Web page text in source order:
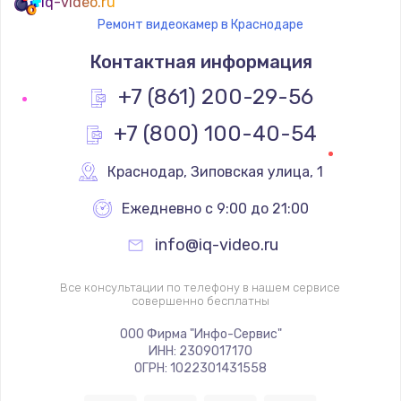
Ремонт видеокамер в Краснодаре
Контактная информация
+7 (861) 200-29-56
+7 (800) 100-40-54
Краснодар, Зиповская улица, 1
Ежедневно с 9:00 до 21:00
info@iq-video.ru
Все консультации по телефону в нашем сервисе
совершенно бесплатны
ООО Фирма "Инфо-Сервис"
ИНН: 2309017170
ОГРН: 1022301431558